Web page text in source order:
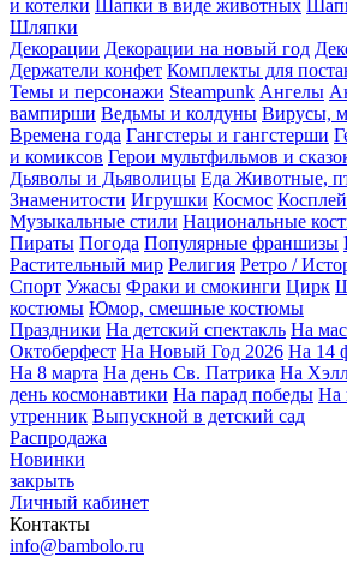
и котелки Шапки в виде животных
Шляпки
Декорации Декорации на новый год
Держатели конфет Комплекты для
Темы и персонажи Steampunk Ангелы
вампирши Ведьмы и колдуны Вирусы,
Времена года Гангстеры и гангстерши
и комиксов Герои мультфильмов и
Дьяволы и Дьяволицы Еда Животные,
Знаменитости Игрушки Космос Косплей
Музыкальные стили Национальные
Пираты Погода Популярные франшизы
Растительный мир Религия Ретро /
Спорт Ужасы Фраки и смокинги Цирк
костюмы Юмор, смешные костюмы
Праздники На детский спектакль На
Октоберфест На Новый Год 2026 На 14
На 8 марта На день Св. Патрика На
день космонавтики На парад победы На
утренник Выпускной в детский сад
Распродажа
Новинки
закрыть
Личный кабинет
Контакты
info@bambolo.ru